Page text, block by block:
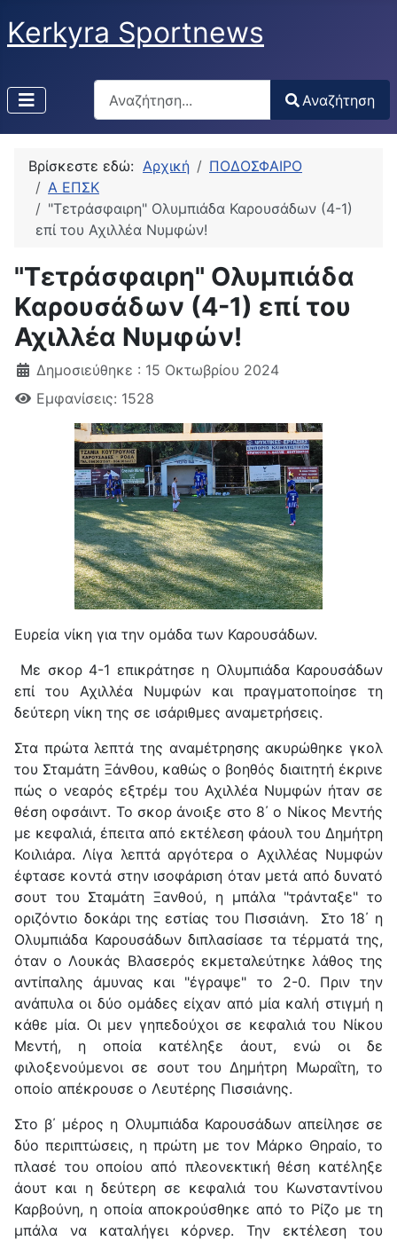
Kerkyra Sportnews
Αναζήτηση
Type 2 or more characters for results.
Αναζήτηση
Βρίσκεστε εδώ: Αρχική
ΠΟΔΟΣΦΑΙΡΟ
Α ΕΠΣΚ
"Τετράσφαιρη" Ολυμπιάδα Καρουσάδων (4-1)
επί του Αχιλλέα Νυμφών!
"Τετράσφαιρη" Ολυμπιάδα
Καρουσάδων (4-1) επί του
Αχιλλέα Νυμφών!
Δημοσιεύθηκε : 15 Οκτωβρίου 2024
Εμφανίσεις: 1528
Ευρεία νίκη για την ομάδα των Καρουσάδων.
Με σκορ 4-1 επικράτησε η Ολυμπιάδα Καρουσάδων
επί του Αχιλλέα Νυμφών και πραγματοποίησε τη
δεύτερη νίκη της σε ισάριθμες αναμετρήσεις.
Στα πρώτα λεπτά της αναμέτρησης ακυρώθηκε γκολ
του Σταμάτη Ξάνθου, καθώς ο βοηθός διαιτητή έκρινε
πώς ο νεαρός εξτρέμ του Αχιλλέα Νυμφών ήταν σε
θέση οφσάιντ. Το σκορ άνοιξε στο 8΄ ο Νίκος Μεντής
με κεφαλιά, έπειτα από εκτέλεση φάουλ του Δημήτρη
Κοιλιάρα. Λίγα λεπτά αργότερα ο Αχιλλέας Νυμφών
έφτασε κοντά στην ισοφάριση όταν μετά από δυνατό
σουτ του Σταμάτη Ξανθού, η μπάλα "τράνταξε" το
οριζόντιο δοκάρι της εστίας του Πισσιάνη. Στο 18΄ η
Ολυμπιάδα Καρουσάδων διπλασίασε τα τέρματά της,
όταν ο Λουκάς Βλασερός εκμεταλεύτηκε λάθος της
αντίπαλης άμυνας και "έγραψε" το 2-0. Πριν την
ανάπυλα οι δύο ομάδες είχαν από μία καλή στιγμή η
κάθε μία. Οι μεν γηπεδούχοι σε κεφαλιά του Νίκου
Μεντή, η οποία κατέληξε άουτ, ενώ οι δε
φιλοξενούμενοι σε σουτ του Δημήτρη Μωραΐτη, το
οποίο απέκρουσε ο Λευτέρης Πισσιάνης.
Στο β΄ μέρος η Ολυμπιάδα Καρουσάδων απείλησε σε
δύο περιπτώσεις, η πρώτη με τον Μάρκο Θηραίο, το
πλασέ του οποίου από πλεονεκτική θέση κατέληξε
άουτ και η δεύτερη σε κεφαλιά του Κωνσταντίνου
Καρβούνη, η οποία αποκρούσθηκε από το Ρίζο με τη
μπάλα να καταλήγει κόρνερ. Την εκτέλεση του